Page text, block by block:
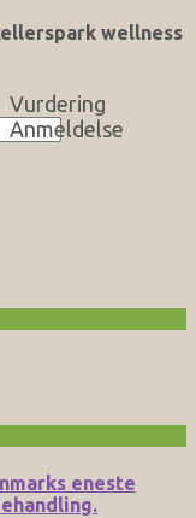
wellness
Vurdering
Anmeldelse
eneste